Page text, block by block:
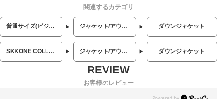
関連するカテゴリ
普通サイズ(ビジネス・カジュアル) ジャケット/アウター ダウンジャケット
SKKONE COLLECTION (スコーネコレクション) ジャケット/アウター ダウンジャケット
お客様のレビュー